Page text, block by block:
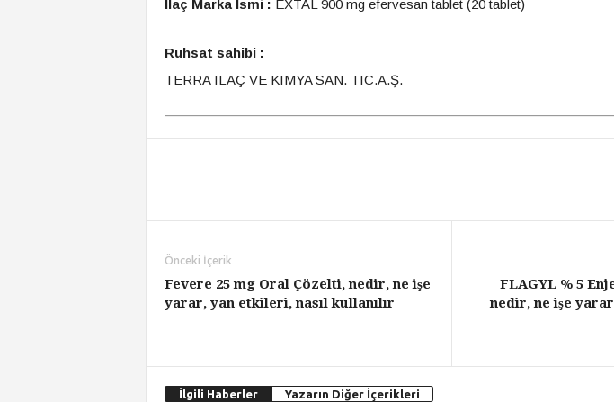
İlaç Marka İsmi : EXTAL 900 mg efervesan tablet (20 tablet)
Ruhsat sahibi :
TERRA ILAÇ VE KIMYA SAN. TIC.A.Ş.
Önceki İçerik
Fevere 25 mg Oral Çözelti, nedir, ne işe
yarar, yan etkileri, nasıl kullanılır
FLAGYL % 5
nedir, ne işe
İlgili Haberler Yazarın Diğer İçerikleri